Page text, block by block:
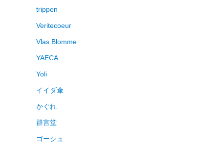
trippen
Veritecoeur
Vlas Blomme
YAECA
Yoli
イイダ傘
かぐれ
群言堂
ゴーシュ